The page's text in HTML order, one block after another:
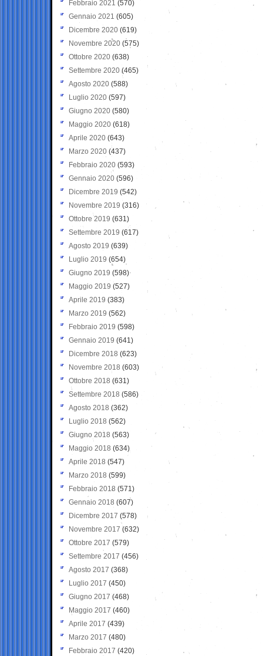
Febbraio 2021 (570)
Gennaio 2021 (605)
Dicembre 2020 (619)
Novembre 2020 (575)
Ottobre 2020 (638)
Settembre 2020(465)
Agosto 2020 (588)
Luglio 2020 (597)
Giugno 2020 (580)
Maggio 2020 (618)
Aprile 2020 (643)
Marzo 2020 (437)
Febbraio 2020 (593)
Gennaio 2020 (596)
Dicembre 2019 (542)
Novembre 2019 (316)
Ottobre 2019 (631)
Settembre 2019 (617)
Agosto 2019 (639)
Luglio 2019 (654)
Giugno 2019 (598)
Maggio 2019 (527)
Aprile 2019 (383)
Marzo 2019 (562)
Febbraio 2019 (598)
Gennaio 2019 (641)
Dicembre 2018 (623)
Novembre 2018 (603)
Ottobre 2018 (631)
Settembre 2018 (586)
Agosto 2018 (362)
Luglio 2018 (562)
Giugno 2018 (563)
Maggio 2018 (634)
Aprile 2018 (547)
Marzo 2018 (599)
Febbraio 2018 (571)
Gennaio 2018 (607)
Dicembre 2017 (578)
Novembre 2017 (632)
Ottobre 2017 (579)
Settembre 2017 (456)
Agosto 2017 (368)
Luglio 2017 (450)
Giugno 2017 (468)
Maggio 2017 (460)
Aprile 2017 (439)
Marzo 2017 (480)
Febbraio 2017 (420)